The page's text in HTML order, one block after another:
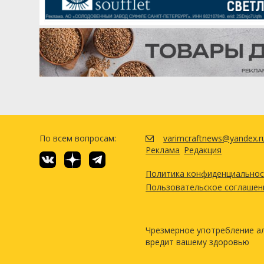
Flaked Oats
Хмель
Др Руди (Dr Rudi)
Азакка (Azacca)
Посмотреть
По всем вопросам:
Реклама Редакция
Политика
Пользовательское
Чрезмерное употребление
вредит вашему здоровью